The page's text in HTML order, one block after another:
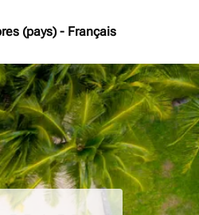
(pays) - Français